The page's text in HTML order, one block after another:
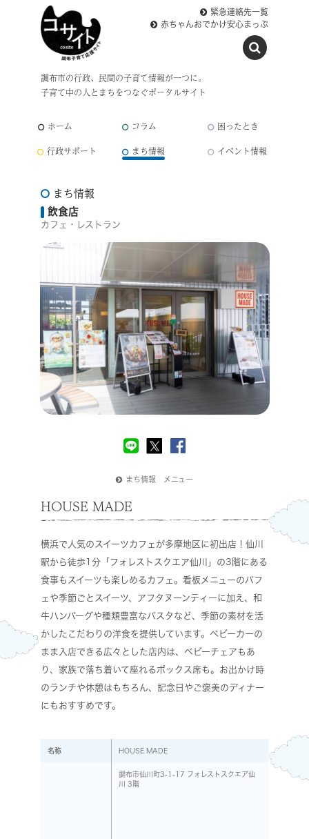
調布市の行政、民間の子育て情報が一つに。
子育て中の人とまちをつなぐポータルサイト
緊急連絡先一覧
赤ちゃんおでかけ安心まっぷ
ホーム コラム
困ったとき
行政サポート
まち情報 イベント情報
まち情報
飲食店
カフェ・レストラン
まち情報 メニュー
HOUSE MADE
横浜で人気のスイーツカフェが多摩地区に初出店！仙川
駅から徒歩1分「フォレストスクエア仙川」の3階にある
食事もスイーツも楽しめるカフェ。看板メニューのパフ
ェや季節ごとスイーツ、アフタヌーンティーに加え、和
牛ハンバーグや種類豊富なパスタなど、季節の素材を活
かしたこだわりの洋食を提供しています。ベビーカーの
まま入店できる広々とした店内は、ベビーチェアもあ
り、家族で落ち着いて座れるボックス席も。お出かけ時
のランチや休憩はもちろん、記念日やご褒美のディナー
にもおすすめです。
名称 HOUSE MADE
調布市仙川町3-1-17 フォレストスクエア仙
川 3階